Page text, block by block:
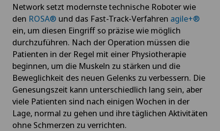
Network setzt modernste technische Roboter wie
den ROSA® und das Fast-Track-Verfahren agile+®
ein, um diesen Eingriff so präzise wie möglich
durchzuführen. Nach der Operation müssen die
Patienten in der Regel mit einer Physiotherapie
beginnen, um die Muskeln zu stärken und die
Beweglichkeit des neuen Gelenks zu verbessern. Die
Genesungszeit kann unterschiedlich lang sein, aber
viele Patienten sind nach einigen Wochen in der
Lage, normal zu gehen und ihre täglichen Aktivitäten
ohne Schmerzen zu verrichten.